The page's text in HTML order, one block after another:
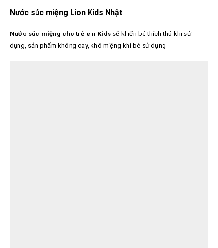
Nước súc miệng Lion Kids Nhật
Nước súc miệng cho trẻ em Kids sẽ khiến bé thích thú khi sử
dụng, sản phẩm không cay, khô miệng khi bé sử dụng